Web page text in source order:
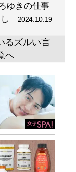
ゆきの仕事
し
2024.10.19
るズルい言
へ